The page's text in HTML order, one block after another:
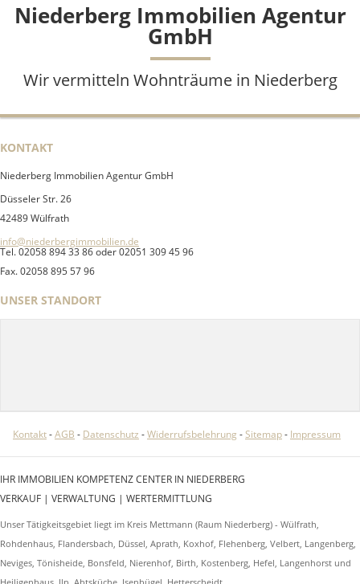
Niederberg Immobilien Agentur
GmbH
Wir vermitteln Wohnträume in Niederberg
KONTAKT
Niederberg Immobilien Agentur GmbH
Düsseler Str. 26
42489 Wülfrath
info@niederbergimmobilien.de
Tel. 02058 894 33 86 oder 02051 309 45 96
Fax. 02058 895 57 96
UNSER STANDORT
Kontakt-AGB - Datenschutz -Widerrufsbelehrung -Sitemap- Impressum
IHR IMMOBILIEN KOMPETENZ CENTER IN NIEDERBERG
VERKAUF | VERWALTUNG | WERTERMITTLUNG
Unser Tätigkeitsgebiet liegt im Kreis Mettmann (Raum Niederberg) - Wülfrath,
Rohdenhaus, Flandersbach, Düssel, Aprath, Koxhof, Flehenberg, Velbert, Langenberg,
Neviges, Tönisheide, Bonsfeld, Nierenhof, Birth, Kostenberg, Hefel, Langenhorst und